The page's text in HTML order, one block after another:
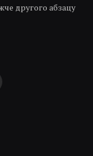
другого абзацу